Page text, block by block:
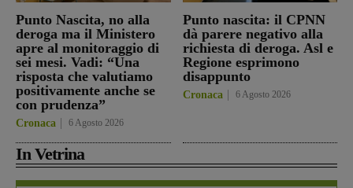
Punto Nascita, no alla
deroga ma il Ministero
apre al monitoraggio di
sei mesi. Vadi: “Una
risposta che valutiamo
positivamente anche se
con prudenza”
Cronaca 6 Agosto 2026
Punto nascita: il CPNN
dà parere negativo alla
richiesta di deroga. Asl e
Regione esprimono
disappunto
Cronaca 6 Agosto 2026
In Vetrina